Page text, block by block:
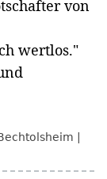
von
wertlos."